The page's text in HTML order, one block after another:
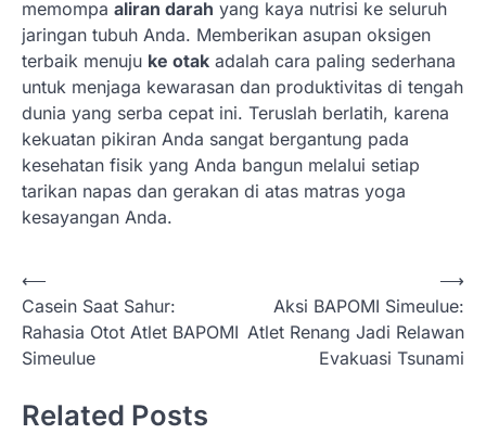
memompa aliran darah yang kaya nutrisi ke seluruh
jaringan tubuh Anda. Memberikan asupan oksigen
terbaik menuju ke otak adalah cara paling sederhana
untuk menjaga kewarasan dan produktivitas di tengah
dunia yang serba cepat ini. Teruslah berlatih, karena
kekuatan pikiran Anda sangat bergantung pada
kesehatan fisik yang Anda bangun melalui setiap
tarikan napas dan gerakan di atas matras yoga
kesayangan Anda.
N
a
v
g
⟵
Casein Saat Sahur:
Rahasia Otot Atlet BAPOMI
Simeulue
Aksi BAPOMI Simeulue:
Atlet Renang Jadi Relawan
Evakuasi Tsunami
⟶
Related Posts